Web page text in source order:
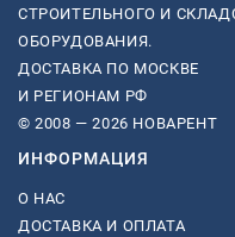
СТРОИТЕЛЬНОГО И
ОБОРУДОВАНИЯ.
ДОСТАВКА ПО МОСКВЕ
И РЕГИОНАМ РФ
© 2008 — 2026 НОВАРЕНТ
ИНФОРМАЦИЯ
О НАС
ДОСТАВКА И ОПЛАТА